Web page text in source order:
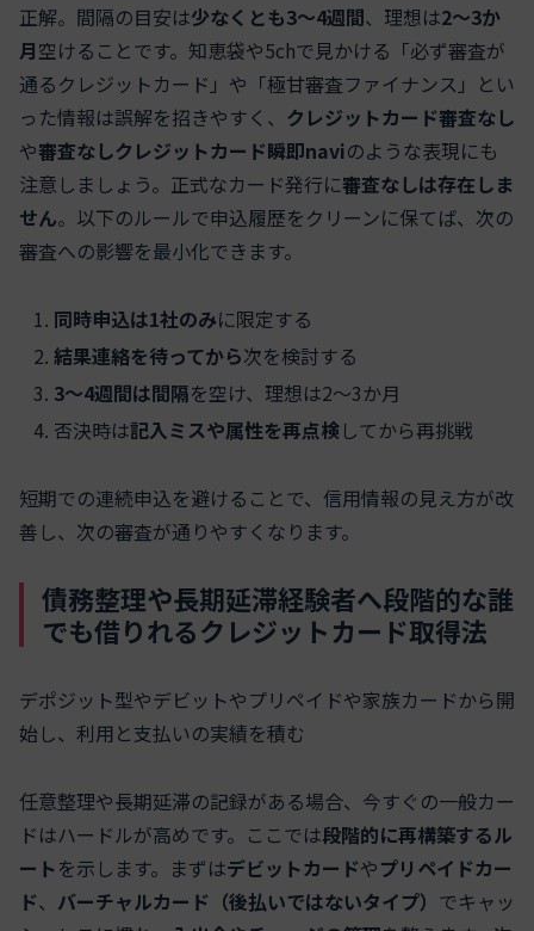
正解。間隔の目安は少なくとも3〜4週間、理想は2〜3か
月空けることです。知恵袋や5chで見かける「必ず審査が
通るクレジットカード」や「極甘審査ファイナンス」とい
った情報は誤解を招きやすく、 クレジットカード審査なし
や審査なしクレジットカード瞬即naviのような表現にも
注意しましょう。正式なカード発行に審査なしは存在しま
せん。以下のルールで申込履歴をクリーンに保てば、次の
審査への影響を最小化できます。
同時申込は1社のみに限定する
結果連絡を待ってから次を検討する
3〜4週間は間隔を空け、理想は2〜3か月
否決時は記入ミスや属性を再点検してから再挑戦
短期での連続申込を避けることで、信用情報の見え方が改
善し、次の審査が通りやすくなります。
債務整理や長期延滞経験者へ段階的な誰
でも借りれるクレジットカード取得法
デポジット型やデビットやプリペイドや家族カードから開
始し、利用と支払いの実績を積む
任意整理や長期延滞の記録がある場合、今すぐの一般カー
ドはハードルが高めです。ここでは段階的に再構築するル
ートを示します。まずはデビットカードやプリペイドカー
ド、 バーチャルカード（後払いではないタイプ） でキャッ